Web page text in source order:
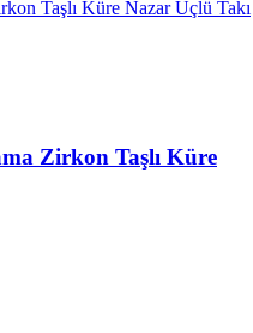
Zirkon Taşlı Küre